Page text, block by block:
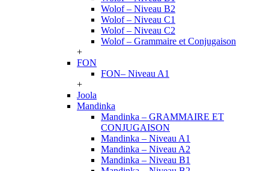
Wolof – Niveau B2
Wolof – Niveau C1
Wolof – Niveau C2
Wolof – Grammaire et Conjugaison
+
FON
FON– Niveau A1
+
Joola
Mandinka
Mandinka – GRAMMAIRE ET
CONJUGAISON
Mandinka – Niveau A1
Mandinka – Niveau A2
Mandinka – Niveau B1